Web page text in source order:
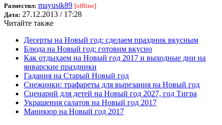
Разместил: mayusik89 [offline]
Дата: 27.12.2013 / 17:28
Читайте также
Десерты на Новый год: сделаем праздник вкусным
Блюда на Новый год: готовим вкусно
Как отдыхаем на Новый год 2017 и выходные дни на
январские праздники
Гадания на Старый Новый год
Снежинки: трафареты для вырезания на Новый год
Сценарий для детей на Новый год 2027, год Тигра
Украшения салатов на Новый год 2017
Маникюр на Новый год 2017